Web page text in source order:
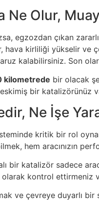
Ne Olur,
egzozdan çıkan
kirliliği yükselir ve
kalabilirsiniz. Son
kilometrede bir olacak
bir katalizörünüz
Ne İşe
kritik bir rol
hem aracınızın
bir katalizör sadece
kontrol ettirmeniz
ve çevreye duyarlı